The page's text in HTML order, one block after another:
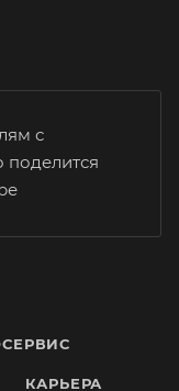
с
поделится
КАРЬЕРА